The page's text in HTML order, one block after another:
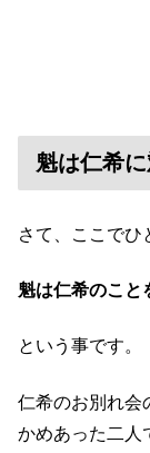
魁は仁希
さて、ここでひ
魁は仁希のこと
という事です。
仁希のお別れ会
かめあった二人